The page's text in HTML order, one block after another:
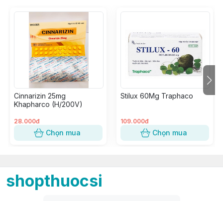
Cinnarizin 25mg
Khapharco (H/200V)
28.000đ
Chọn mua
Stilux 60Mg Traphaco
109.000đ
Chọn mua
shopthuocsi